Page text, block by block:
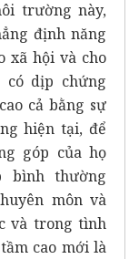
trường này,
định năng
xã hội và cho
có dịp chứng
cả bằng sự
hiện tại, để
góp của họ
bình thường
môn và
và trong tình
cao mới là